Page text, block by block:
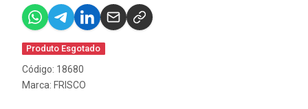
Produto Esgotado
Código: 18680
Marca: FRISCO